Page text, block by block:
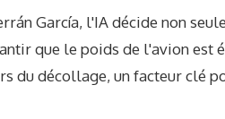
García, l'IA décide non
que le poids de l'avion est
du décollage, un facteur clé